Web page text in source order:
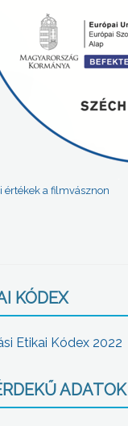
értékek a filmvásznon
KÓDEX
Etikai Kódex 2022
ADATOK